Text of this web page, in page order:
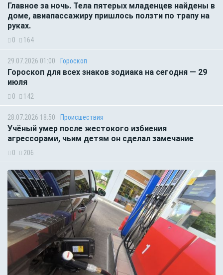
Главное за ночь. Тела пятерых младенцев найдены в
доме, авиапассажиру пришлось ползти по трапу на
руках.
0 164
29.07.2026 01:00 Гороскоп
Гороскоп для всех знаков зодиака на сегодня — 29
июля
0 142
28.07.2026 18:50 Происшествия
Учёный умер после жестокого избиения
агрессорами, чьим детям он сделал замечание
0 206